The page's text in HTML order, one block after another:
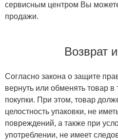
сервисным центром Вы
продажи.
Возврат
Согласно закона о защите
вернуть или обменять товар
покупки. При этом, товар
целостность упаковки, не
повреждений, а также при
употреблении, не имеет